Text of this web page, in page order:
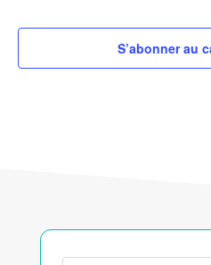
S’abonner au